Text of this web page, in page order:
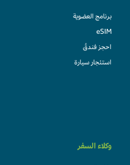
برنامج العضوية
eSIM
احجز فندقً
استئجار سيارة
وكلاء السفر